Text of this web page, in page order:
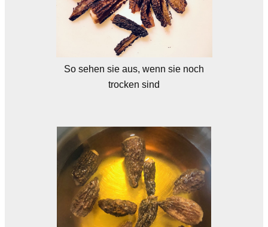
So sehen sie aus, wenn sie noch
trocken sind